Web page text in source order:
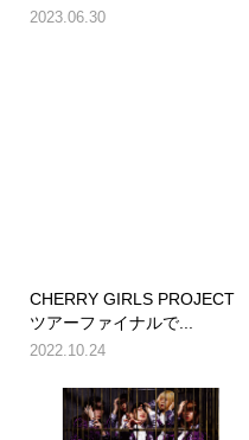
2023.06.30
CHERRY GIRLS PROJECT
ツアーファイナルで...
2022.10.24